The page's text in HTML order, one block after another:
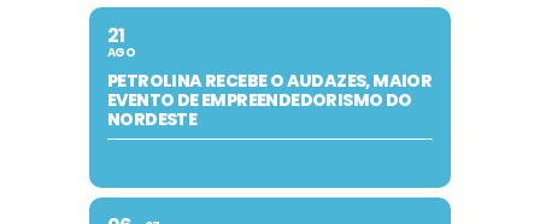
21
AGO
PETROLINA RECEBE O AUDAZES, MAIOR
EVENTO DE EMPREENDEDORISMO DO
NORDESTE